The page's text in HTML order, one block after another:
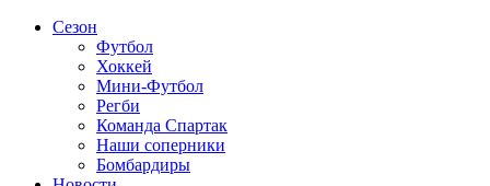
Сезон
Футбол
Хоккей
Мини-Футбол
Регби
Команда Спартак
Наши соперники
Бомбардиры